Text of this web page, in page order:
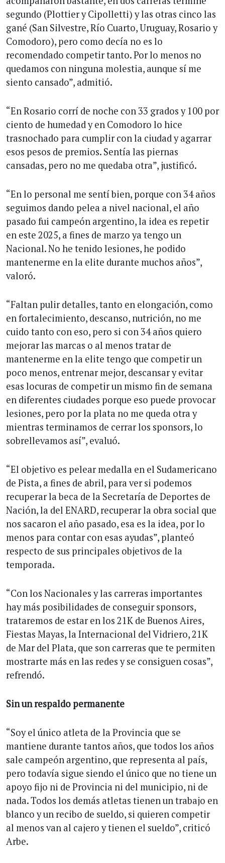
segundo (Plottier y Cipolletti) y las otras cinco las
gané (San Silvestre, Río Cuarto, Uruguay, Rosario y
Comodoro), pero como decía no es lo
recomendado competir tanto. Por lo menos no
quedamos con ninguna molestia, aunque sí me
siento cansado”, admitió.
“En Rosario corrí de noche con 33 grados y 100 por
ciento de humedad y en Comodoro lo hice
trasnochado para cumplir con la ciudad y agarrar
esos pesos de premios. Sentía las piernas
cansadas, pero no me quedaba otra”, justificó.
“En lo personal me sentí bien, porque con 34 años
seguimos dando pelea a nivel nacional, el año
pasado fui campeón argentino, la idea es repetir
en este 2025, a fines de marzo ya tengo un
Nacional. No he tenido lesiones, he podido
mantenerme en la elite durante muchos años”,
valoró.
“Faltan pulir detalles, tanto en elongación, como
en fortalecimiento, descanso, nutrición, no me
cuido tanto con eso, pero si con 34 años quiero
mejorar las marcas o al menos tratar de
mantenerme en la elite tengo que competir un
poco menos, entrenar mejor, descansar y evitar
esas locuras de competir un mismo fin de semana
en diferentes ciudades porque eso puede provocar
lesiones, pero por la plata no me queda otra y
mientras terminamos de cerrar los sponsors, lo
sobrellevamos así”, evaluó.
“El objetivo es pelear medalla en el Sudamericano
de Pista, a fines de abril, para ver si podemos
recuperar la beca de la Secretaría de Deportes de
Nación, la del ENARD, recuperar la obra social que
nos sacaron el año pasado, esa es la idea, por lo
menos para contar con esas ayudas”, planteó
respecto de sus principales objetivos de la
temporada.
“Con los Nacionales y las carreras importantes
hay más posibilidades de conseguir sponsors,
trataremos de estar en los 21K de Buenos Aires,
Fiestas Mayas, la Internacional del Vidriero, 21K
de Mar del Plata, que son carreras que te permiten
mostrarte más en las redes y se consiguen cosas”,
refrendó.
Sin un respaldo permanente
“Soy el único atleta de la Provincia que se
mantiene durante tantos años, que todos los años
sale campeón argentino, que representa al país,
pero todavía sigue siendo el único que no tiene un
apoyo fijo ni de Provincia ni del municipio, ni de
nada. Todos los demás atletas tienen un trabajo en
blanco y un recibo de sueldo, si quieren competir
al menos van al cajero y tienen el sueldo”, criticó
Arbe.